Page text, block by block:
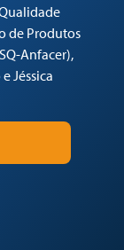
de Produtos
Anfacer),
Jéssica